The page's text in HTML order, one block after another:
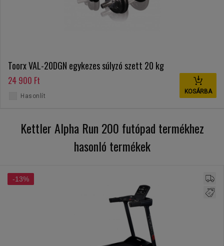
Toorx VAL-20DGN egykezes súlyzó szett 20 kg
24 900 Ft
KOSÁRBA
Hasonlít
Kettler Alpha Run 200 futópad termékhez
hasonló termékek
-13%